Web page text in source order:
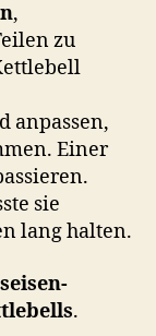
,
zu
anpassen,
Einer
sie
lang halten.
.